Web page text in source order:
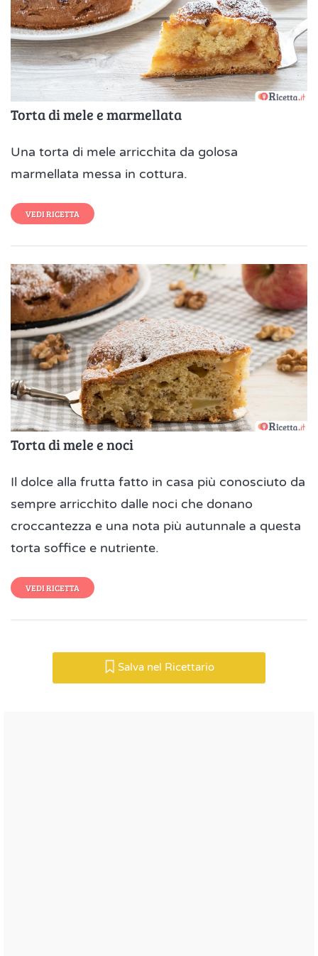
Torta di mele e marmellata
Una torta di mele arricchita da golosa
marmellata messa in cottura.
VEDI RICETTA
Torta di mele e noci
Il dolce alla frutta fatto in casa più conosciuto da
sempre arricchito dalle noci che donano
croccantezza e una nota più autunnale a questa
torta soffice e nutriente.
VEDI RICETTA
Salva nel Ricettario